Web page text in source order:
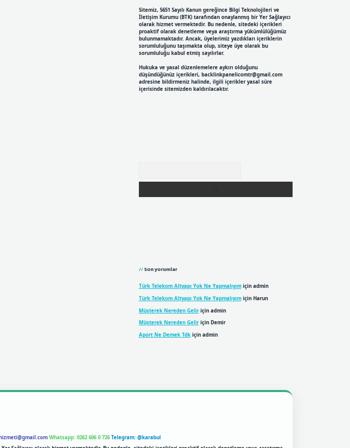
Sitemiz, 5651 Sayılı Kanun gereğince Bilgi Teknolojileri ve
İletişim Kurumu (BTK) tarafından onaylanmış bir Yer Sağlayıcı
olarak hizmet vermektedir. Bu nedenle, sitedeki içerikleri
proaktif olarak denetleme veya araştırma yükümlülüğümüz
bulunmamaktadır. Ancak, üyelerimiz yazdıkları içeriklerin
sorumluluğunu taşımakta olup, siteye üye olarak bu
sorumluluğu kabul etmiş sayılırlar.
Hukuka ve yasal düzenlemelere aykırı olduğunu
düşündüğünüz içerikleri, backlinkpanelicomtr@gmail.com
adresine bildirmeniz halinde, ilgili içerikler yasal süre
içerisinde sitemizden kaldırılacaktır.
Son yorumlar
Türk Telekom Altyapı Yok Ne Yapmalıyımiçin admin
Türk Telekom Altyapı Yok Ne Yapmalıyımiçin Harun
Müşterek Nereden Geliriçin admin
Müşterek Nereden Geliriçin Demir
Aport Ne Demek Tdkiçin admin
Whatsapp: 0262 606 0 726 Telegram: @karabul